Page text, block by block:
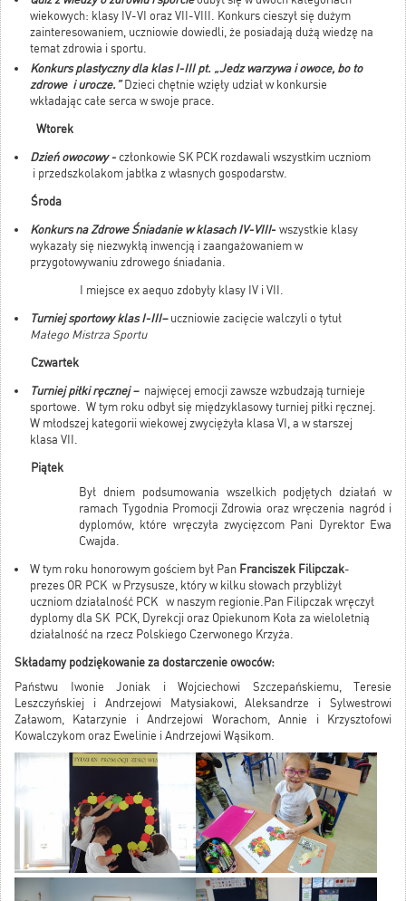
wiekowych: klasy IV-VI oraz VII-VIII. Konkurs cieszył się dużym
zainteresowaniem, uczniowie dowiedli, że posiadają dużą wiedzę na
temat zdrowia i sportu.
Konkurs plastyczny dla klas I-III pt. „Jedz warzywa i owoce, bo to
zdrowe i urocze.”Dzieci chętnie wzięły udział w konkursie
wkładając całe serca w swoje prace.
Wtorek
Dzień owocowy - członkowie SK PCK rozdawali wszystkim uczniom
i przedszkolakom jabłka z własnych gospodarstw.
Środa
Konkurs na Zdrowe Śniadanie w klasach IV-VIII- wszystkie klasy
wykazały się niezwykłą inwencją i zaangażowaniem w
przygotowywaniu zdrowego śniadania.
I miejsce ex aequo zdobyły klasy IV i VII.
Turniej sportowy klas I-III– uczniowie zacięcie walczyli o tytuł
Małego Mistrza Sportu
Czwartek
Turniej piłki ręcznej – najwięcej emocji zawsze wzbudzają turnieje
sportowe. W tym roku odbył się międzyklasowy turniej piłki ręcznej.
W młodszej kategorii wiekowej zwyciężyła klasa VI, a w starszej
klasa VII.
Piątek
Był dniem podsumowania wszelkich podjętych działań w
ramach Tygodnia Promocji Zdrowia oraz wręczenia nagród i
dyplomów, które wręczyła zwycięzcom Pani Dyrektor Ewa
Cwajda.
W tym roku honorowym gościem był Pan Franciszek Filipczak-
prezes OR PCK w Przysusze, który w kilku słowach przybliżył
uczniom działalność PCK w naszym regionie.Pan Filipczak wręczył
dyplomy dla SK PCK, Dyrekcji oraz Opiekunom Koła za wieloletnią
działalność na rzecz Polskiego Czerwonego Krzyża.
Składamy podziękowanie za dostarczenie owoców:
Państwu Iwonie Joniak i Wojciechowi Szczepańskiemu, Teresie
Leszczyńskiej i Andrzejowi Matysiakowi, Aleksandrze i Sylwestrowi
Załawom, Katarzynie i Andrzejowi Worachom, Annie i Krzysztofowi
Kowalczykom oraz Ewelinie i Andrzejowi Wąsikom.